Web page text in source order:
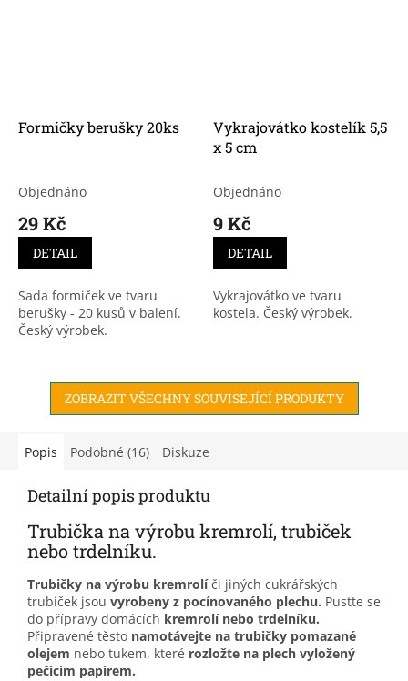
Formičky berušky 20ks
Objednáno
29 Kč
DETAIL
Sada formiček ve tvaru
berušky - 20 kusů v balení.
Český výrobek.
Vykrajovátko kostelík 5,5
x 5 cm
Objednáno
9 Kč
DETAIL
Vykrajovátko ve tvaru
kostela. Český výrobek.
ZOBRAZIT VŠECHNY SOUVISEJÍCÍ PRODUKTY
Popis Podobné (16) Diskuze
Detailní popis produktu
Trubička na výrobu kremrolí, trubiček
nebo trdelníku.
Trubičky na výrobu kremrolíči jiných cukrářských
trubiček jsou vyrobeny z pocínovaného plechu. Pusťte se
do přípravy domácích kremrolí nebo trdelníku.
Připravené těsto namotávejte na trubičky pomazané
olejem nebo tukem, které rozložte na plech vyložený
pečícím papírem.